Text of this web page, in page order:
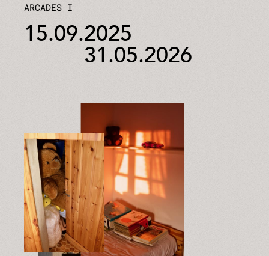
ARCADES I
15.09.2025
31.05.2026